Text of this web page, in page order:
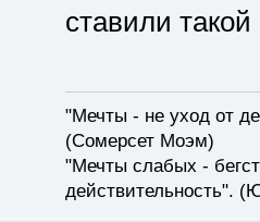
ставили
"Мечты - не уход от
(Сомерсет Моэм)
"Мечты слабых -
действительность".